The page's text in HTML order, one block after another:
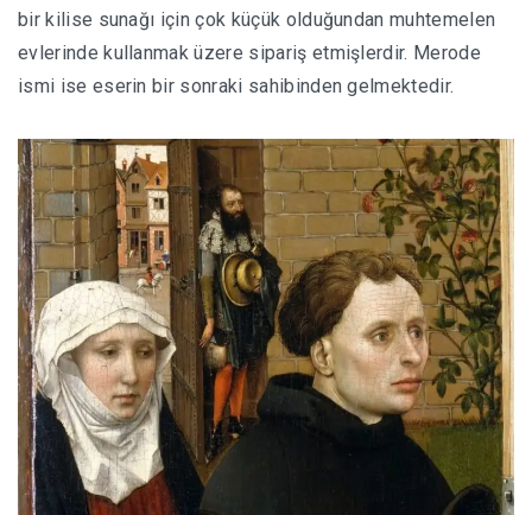
bir kilise sunağı için çok küçük olduğundan muhtemelen
evlerinde kullanmak üzere sipariş etmişlerdir. Merode
ismi ise eserin bir sonraki sahibinden gelmektedir.